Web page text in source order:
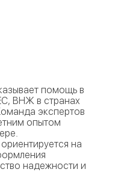
помощь в
ВНЖ в странах
экспертов
опытом
на
надежности и